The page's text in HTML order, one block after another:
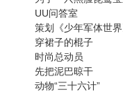
UU问
策划《少年
穿裙子的
时尚总动
先把泥巴
动物“三十